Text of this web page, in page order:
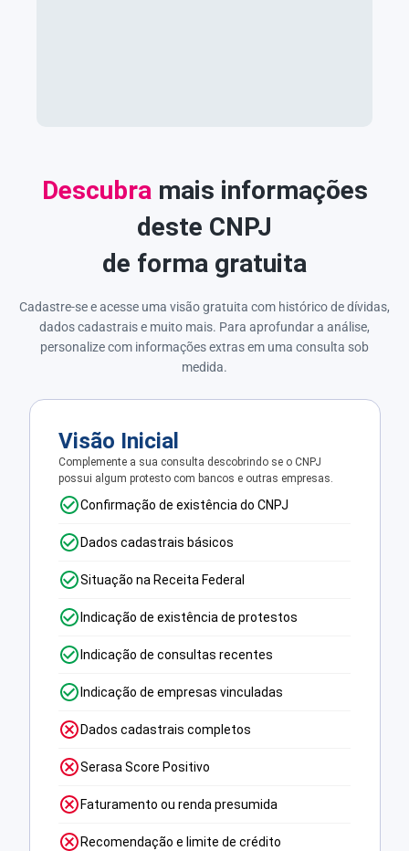
Descubra mais informações
deste CNPJ
de forma gratuita
Cadastre-se e acesse uma visão gratuita com histórico de dívidas,
dados cadastrais e muito mais. Para aprofundar a análise,
personalize com informações extras em uma consulta sob
medida.
Visão Inicial
Complemente a sua consulta descobrindo se o CNPJ
possui algum protesto com bancos e outras empresas.
Confirmação de existência do CNPJ
Dados cadastrais básicos
Situação na Receita Federal
Indicação de existência de protestos
Indicação de consultas recentes
Indicação de empresas vinculadas
Dados cadastrais completos
Serasa Score Positivo
Faturamento ou renda presumida
Recomendação e limite de crédito